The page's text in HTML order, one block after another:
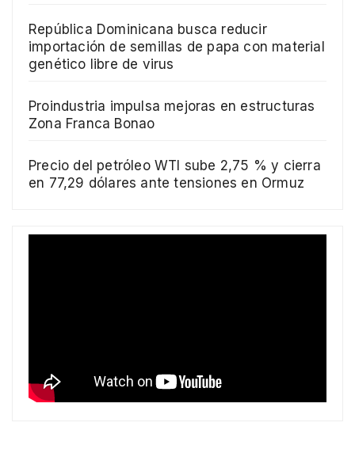
República Dominicana busca reducir
importación de semillas de papa con material
genético libre de virus
Proindustria impulsa mejoras en estructuras
Zona Franca Bonao
Precio del petróleo WTI sube 2,75 % y cierra
en 77,29 dólares ante tensiones en Ormuz